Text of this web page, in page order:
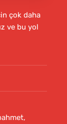
çok daha
ve bu yol